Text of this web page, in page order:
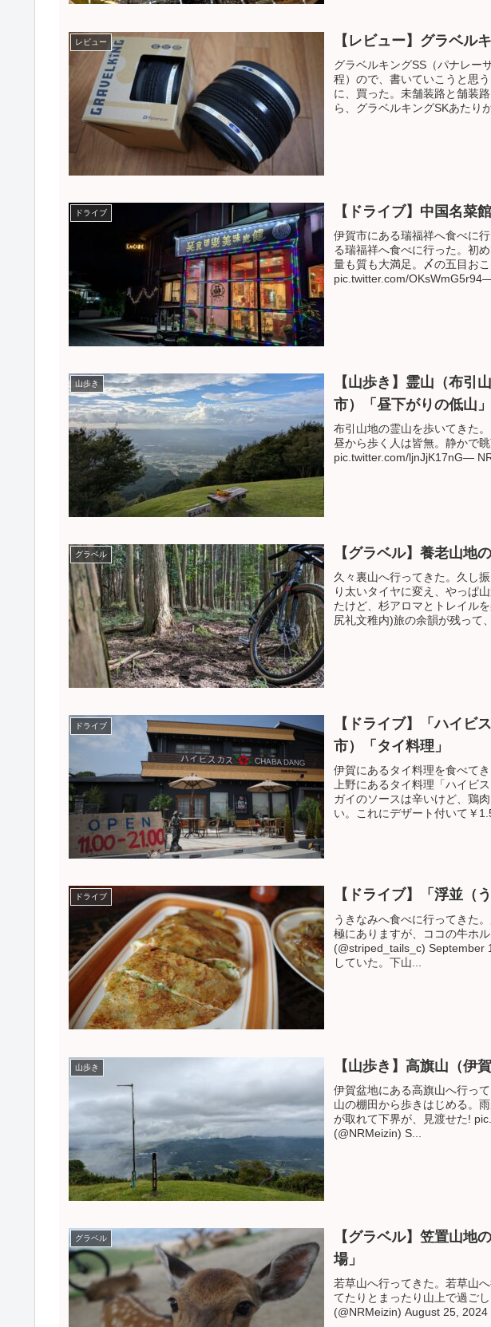
レビュー 【レビュー】グラベル
グラベルキングSS（パナレー
程）ので、書いていこうと思
に、買った。未舗装路と舗装
ら、グラベルキングSKあたり
ドライブ 【ドライブ】中国名菜
伊賀市にある瑞福祥へ食べに
る瑞福祥へ食べに行った。初
量も質も大満足。〆の五目お
pic.twitter.com/OKsWmG5r94—
山歩き
【山歩き】霊山（布引
市）「昼下がりの低山」
布引山地の霊山を歩いてきた
昼から歩く人は皆無。静かで
pic.twitter.com/ljnJjK17nG—
グラベル 【グラベル】養老山地
久々裏山へ行ってきた。久し
り太いタイヤに変え、やっぱ
たけど、杉アロマとトレイル
尻礼文稚内)旅の余韻が残って
ドライブ
【ドライブ】「ハイビ
市）「タイ料理」
伊賀にあるタイ料理を食べて
上野にあるタイ料理「ハイビ
ガイのソースは辛いけど、鶏
い。これにデザート付いて￥
ドライブ 【ドライブ】「浮並（
うきなみへ食べに行ってきた
極にありますが、ココの牛ホ
(@striped_tails_c) September
していた。下山...
山歩き 【山歩き】高旗山（伊賀
伊賀盆地にある高旗山へ行っ
山の棚田から歩きはじめる。
が取れて下界が、見渡せた!
(@NRMeizin) S...
グラベル
【グラベル】笠置山地
場」
若草山へ行ってきた。若草山
てたりとまったり山上で過ご
(@NRMeizin) August 25, 2024